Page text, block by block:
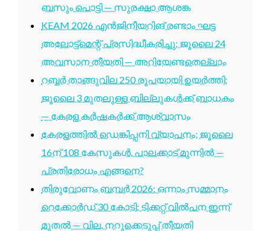
ബസും പൊട്ടി — സുരക്ഷാ ആശങ്ക
KEAM 2026 എൻജിനീയറിങ് രണ്ടാം ഘട്ട
അലോട്ട്മെന്റ് പ്രസിദ്ധീകരിച്ചു; ജൂലൈ 24
അവസാന തീയതി — അറിയേണ്ടതെല്ലാം
റബ്ബർ താങ്ങുവില 250 രൂപയായി ഉയർത്തി;
ജൂലൈ 3 മുതലുള്ള ബില്ലുകൾക്ക് ബാധകം
— കേരള കർഷകർക്ക് ആശ്വാസം
കേരളത്തിൽ ഡെങ്കിപ്പനി വ്യാപനം; ജൂലൈ
16ന് 108 കേസുകൾ, പാലക്കാട് മുന്നിൽ —
പ്രതിരോധം എങ്ങനെ?
തിരുവോണം ബമ്പർ 2026: ഒന്നാം സമ്മാനം
റെക്കോർഡ് 30 കോടി; ടിക്കറ്റ് വിൽപന ഇന്ന്
മുതൽ — വില, നറുക്കെടുപ്പ് തീയതി